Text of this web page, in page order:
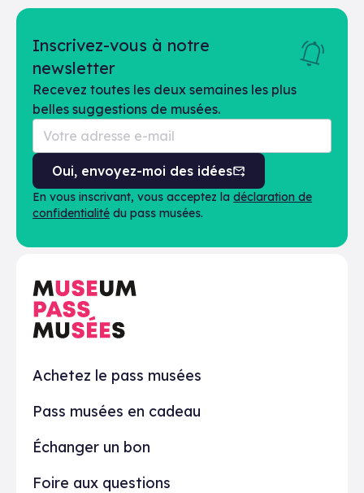
En pratique
Achetez le pass musées
Pass musées en cadeau
Échanger un bon
Foire aux questions
Inscrivez-vous à notre
newsletter
Recevez toutes les deux semaines les plus
belles suggestions de musées.
Oui, envoyez-moi des idées
En vous inscrivant, vous acceptez la déclaration de
confidentialité du pass musées.